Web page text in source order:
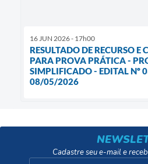
16 JUN 2026 - 17h00
RESULTADO DE RECURSO
PARA PROVA PRÁTICA -
SIMPLIFICADO - EDITAL Nº
08/05/2026
Cadastre seu e-mail e